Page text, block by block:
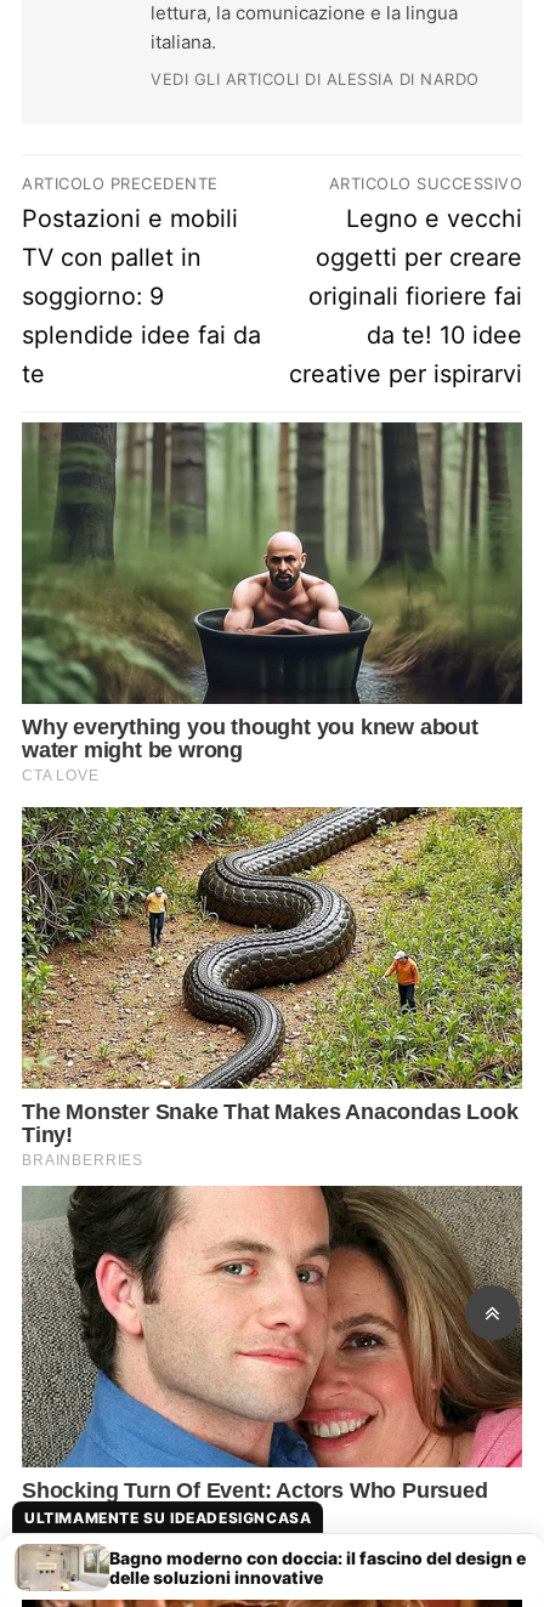
lettura, la comunicazione e la lingua
italiana.
VEDI GLI ARTICOLI DI ALESSIA DI NARDO
Navigazione articoli
ARTICOLO PRECEDENTE
Previous post:
Postazioni e mobili
TV con pallet in
soggiorno: 9
splendide idee fai da
te
ARTICOLO SUCCESSIVO
Next post:
Legno e vecchi
oggetti per creare
originali fioriere fai
da te! 10 idee
creative per ispirarvi
ULTIMAMENTE SU IDEADESIGNCASA
Bagno moderno con doccia: il fascino del design e
delle soluzioni innovative